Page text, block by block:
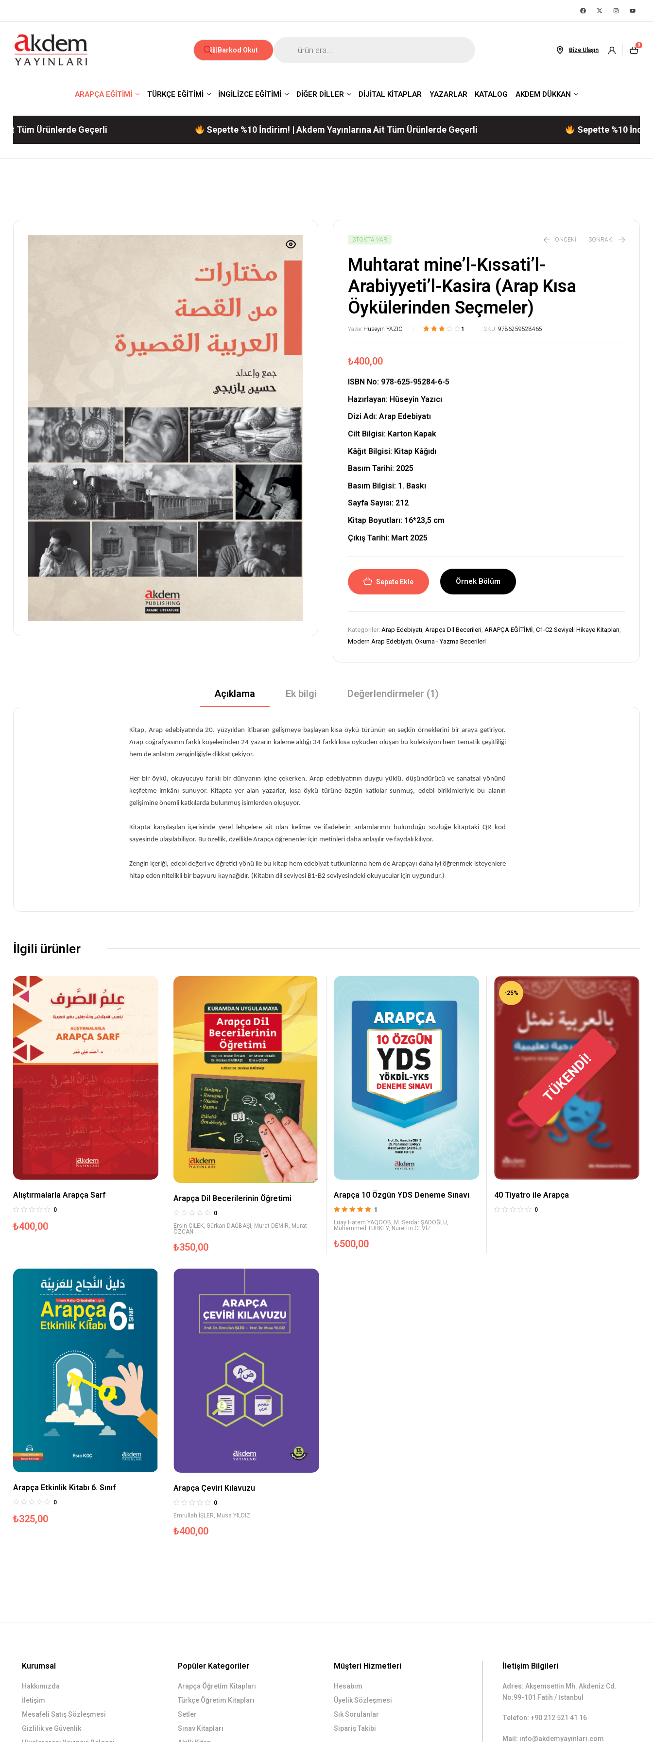
Barkod Okut Bize Ulaşın
0
ARAPÇA EĞİTİMİ TÜRKÇE EĞİTİMİ İNGİLİZCE EĞİTİMİ DİĞER DİLLER DİJİTAL KİTAPLAR YAZARLAR KATALOG AKDEM DÜKKAN
Geçerli Sepette %10 İndirim! | Akdem Yayınlarına Ait Tüm Ürünlerde Geçerli Sepette %10 İndirim! |
STOKTA VAR ÖNCEKI
₺ 600,00
SONRAKI
₺ 300,00
Muhtarat mine’l-Kıssati’l-
Arabiyyeti’l-Kasira (Arap Kısa
Öykülerinden Seçmeler)
Yazar:Hüseyin YAZICI
3.00
1 SKU: 9786259528465
₺400,00
ISBN No: 978-625-95284-6-5
Hazırlayan: Hüseyin Yazıcı
Dizi Adı: Arap Edebiyatı
Cilt Bilgisi: Karton Kapak
Kâğıt Bilgisi: Kitap Kâğıdı
Basım Tarihi: 2025
Basım Bilgisi: 1. Baskı
Sayfa Sayısı: 212
Kitap Boyutları: 16*23,5 cm
Çıkış Tarihi: Mart 2025
Sepete Ekle Örnek Bölüm
Kategoriler: Arap Edebiyatı Arapça Dil Becerileri, ARAPÇA EĞİTİMİ C1-C2 Seviyeli Hikaye Kitapları
Modern Arap Edebiyatı Okuma - Yazma Becerileri
Açıklama Ek bilgi Değerlendirmeler (1)
Kitap, Arap edebiyatında 20. yüzyıldan itibaren gelişmeye başlayan kısa öykü türünün en seçkin örneklerini bir araya getiriyor.
Arap coğrafyasının farklı köşelerinden 24 yazarın kaleme aldığı 34 farklı kısa öyküden oluşan bu koleksiyon hem tematik çeşitliliği
hem de anlatım zenginliğiyle dikkat çekiyor.
Her bir öykü, okuyucuyu farklı bir dünyanın içine çekerken, Arap edebiyatının duygu yüklü, düşündürücü ve sanatsal yönünü
keşfetme imkânı sunuyor. Kitapta yer alan yazarlar, kısa öykü türüne özgün katkılar sunmuş, edebi birikimleriyle bu alanın
gelişimine önemli katkılarda bulunmuş isimlerden oluşuyor.
Kitapta karşılaşılan içerisinde yerel lehçelere ait olan kelime ve ifadelerin anlamlarının bulunduğu sözlüğe kitaptaki QR kod
sayesinde ulaşılabiliyor. Bu özellik, özellikle Arapça öğrenenler için metinleri daha anlaşılır ve faydalı kılıyor.
Zengin içeriği, edebi değeri ve öğretici yönü ile bu kitap hem edebiyat tutkunlarına hem de Arapçayı daha iyi öğrenmek isteyenlere
hitap eden nitelikli bir başvuru kaynağıdır. (Kitabın dil seviyesi B1-B2 seviyesindeki okuyucular için uygundur.)
İlgili ürünler
Alıştırmalarla Arapça Sarf
0
₺400,00
Arapça Dil Becerilerinin Öğretimi
0
Ersin ÇİLEK, Gürkan DAĞBAŞI , Murat DEMİR, Murat
ÖZCAN
₺350,00
Arapça 10 Özgün YDS Deneme Sınavı
5.00oy aldı
1
Luay Hatem YAQOOB, M. Serdar ŞADOĞLU,
Muhammed TURKEY, Nurettin CEVİZ
₺500,00
-25%
TÜKENDİ!
40 Tiyatro ile Arapça
0
Arapça Etkinlik Kitabı 6. Sınıf
0
₺325,00
Arapça Çeviri Kılavuzu
0
Emrullah İŞLER, Musa YILDIZ
₺400,00
Kurumsal
Hakkımızda
İletişim
Mesafeli Satış Sözleşmesi
Gizlilik ve Güvenlik
Popüler Kategoriler
Arapça Öğretim Kitapları
Türkçe Öğretim Kitapları
Setler
Sınav Kitapları
Müşteri Hizmetleri
Hesabım
Üyelik Sözleşmesi
Sık Sorulanlar
Sipariş Takibi
İletişim Bilgileri
Adres: Akşemsettin Mh. Akdeniz Cd.
No:99-101 Fatih / İstanbul
Telefon: +90 212 521 41 16
Mail: info@akdemyayinlari.com